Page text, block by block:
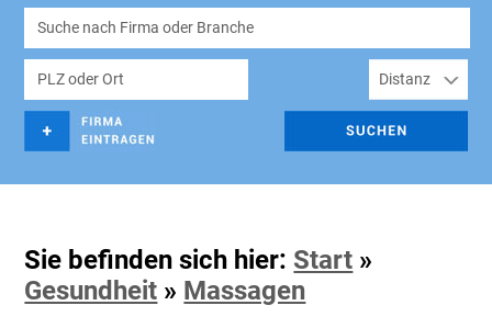
Sie befinden sich hier: Start »
Gesundheit » Massagen